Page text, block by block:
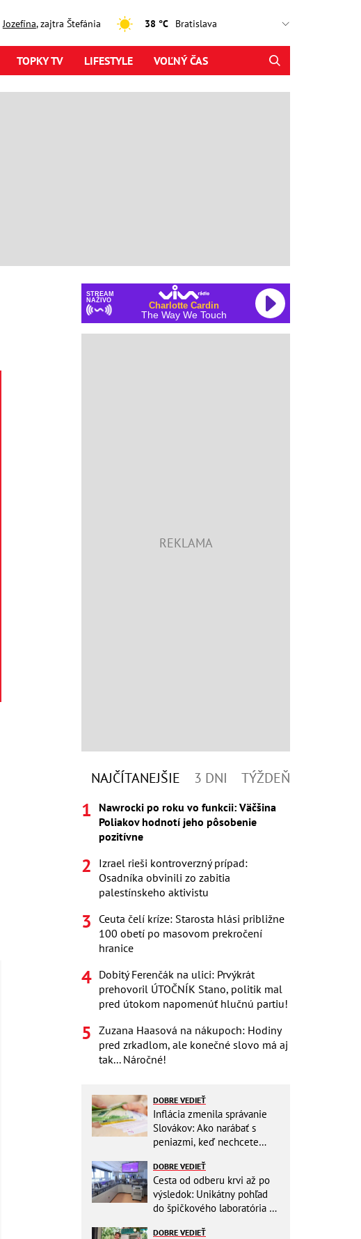
Jozefína, zajtra Štefánia 38 °C
TOPKY TV LIFESTYLE VOĽNÝ ČAS
STREAM
NAŽIVO
Charlotte Cardin
The Way We Touch
NAJČÍTANEJŠIE 3 DNI TÝŽDEŇ
Nawrocki po roku vo funkcii: Väčšina
Poliakov hodnotí jeho pôsobenie
pozitívne
Izrael rieši kontroverzný prípad:
Osadníka obvinili zo zabitia
palestínskeho aktivistu
Ceuta čelí kríze: Starosta hlási približne
100 obetí po masovom prekročení
hranice
Dobitý Ferenčák na ulici: Prvýkrát
prehovoril ÚTOČNÍK Stano, politik mal
pred útokom napomenúť hlučnú partiu!
Zuzana Haasová na nákupoch: Hodiny
pred zrkadlom, ale konečné slovo má aj
tak... Náročné!
DOBRE VEDIEŤ
Inflácia zmenila správanie
Slovákov: Ako narábať s
peniazmi, keď nechcete
DOBRE VEDIEŤ
Cesta od odberu krvi až po
výsledok: Unikátny pohľad
do špičkového laboratória na
DOBRE VEDIEŤ